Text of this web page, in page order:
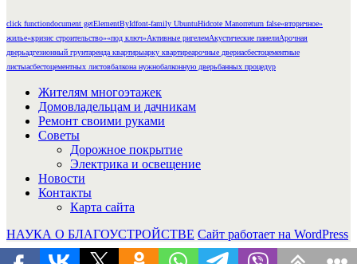
click functiondocument getElementByIdfont-family UbuntuHidcote Manorreturn false«вторичное»
жилье«кризис строительство»«под ключ»Активные ригелемАкустические панелиАрочная
дверьадгезионный грунтаренда квартирыарку квартиреарочные двериасбестоцементные
листыасбестоцементных листовбалкона нужнобалконную дверьбанных процедур
Жителям многоэтажек
Домовладельцам и дачникам
Ремонт своими руками
Советы
Дорожное покрытие
Электрика и освещение
Новости
Контакты
Карта сайта
НАУКА О БЛАГОУСТРОЙСТВЕ Сайт работает на WordPress